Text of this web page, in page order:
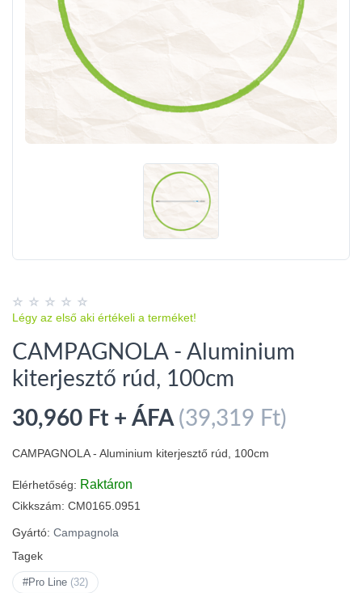
Légy az első aki értékeli a terméket!
CAMPAGNOLA - Aluminium
kiterjesztő rúd, 100cm
30,960 Ft + ÁFA (39,319 Ft)
CAMPAGNOLA - Aluminium kiterjesztő rúd, 100cm
Elérhetőség: Raktáron
Cikkszám: CM0165.0951
Gyártó: Campagnola
Tagek
#Pro Line (32)